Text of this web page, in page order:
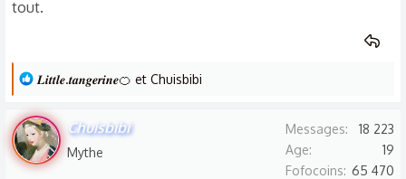
tout.
L
s
r
é
𝑳𝒊𝒕𝒕𝒍𝒆.𝒕𝒂𝒏𝒈𝒆𝒓𝒊𝒏𝒆🍊 et Chuisbibi
Chuisbibi
Mythe
Messages
18 223
Age
19
Fofocoins 65 470